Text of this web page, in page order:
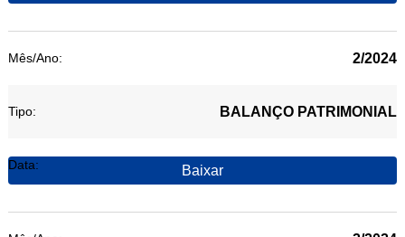
2/2024
BALANÇO PATRIMONIAL
Baixar